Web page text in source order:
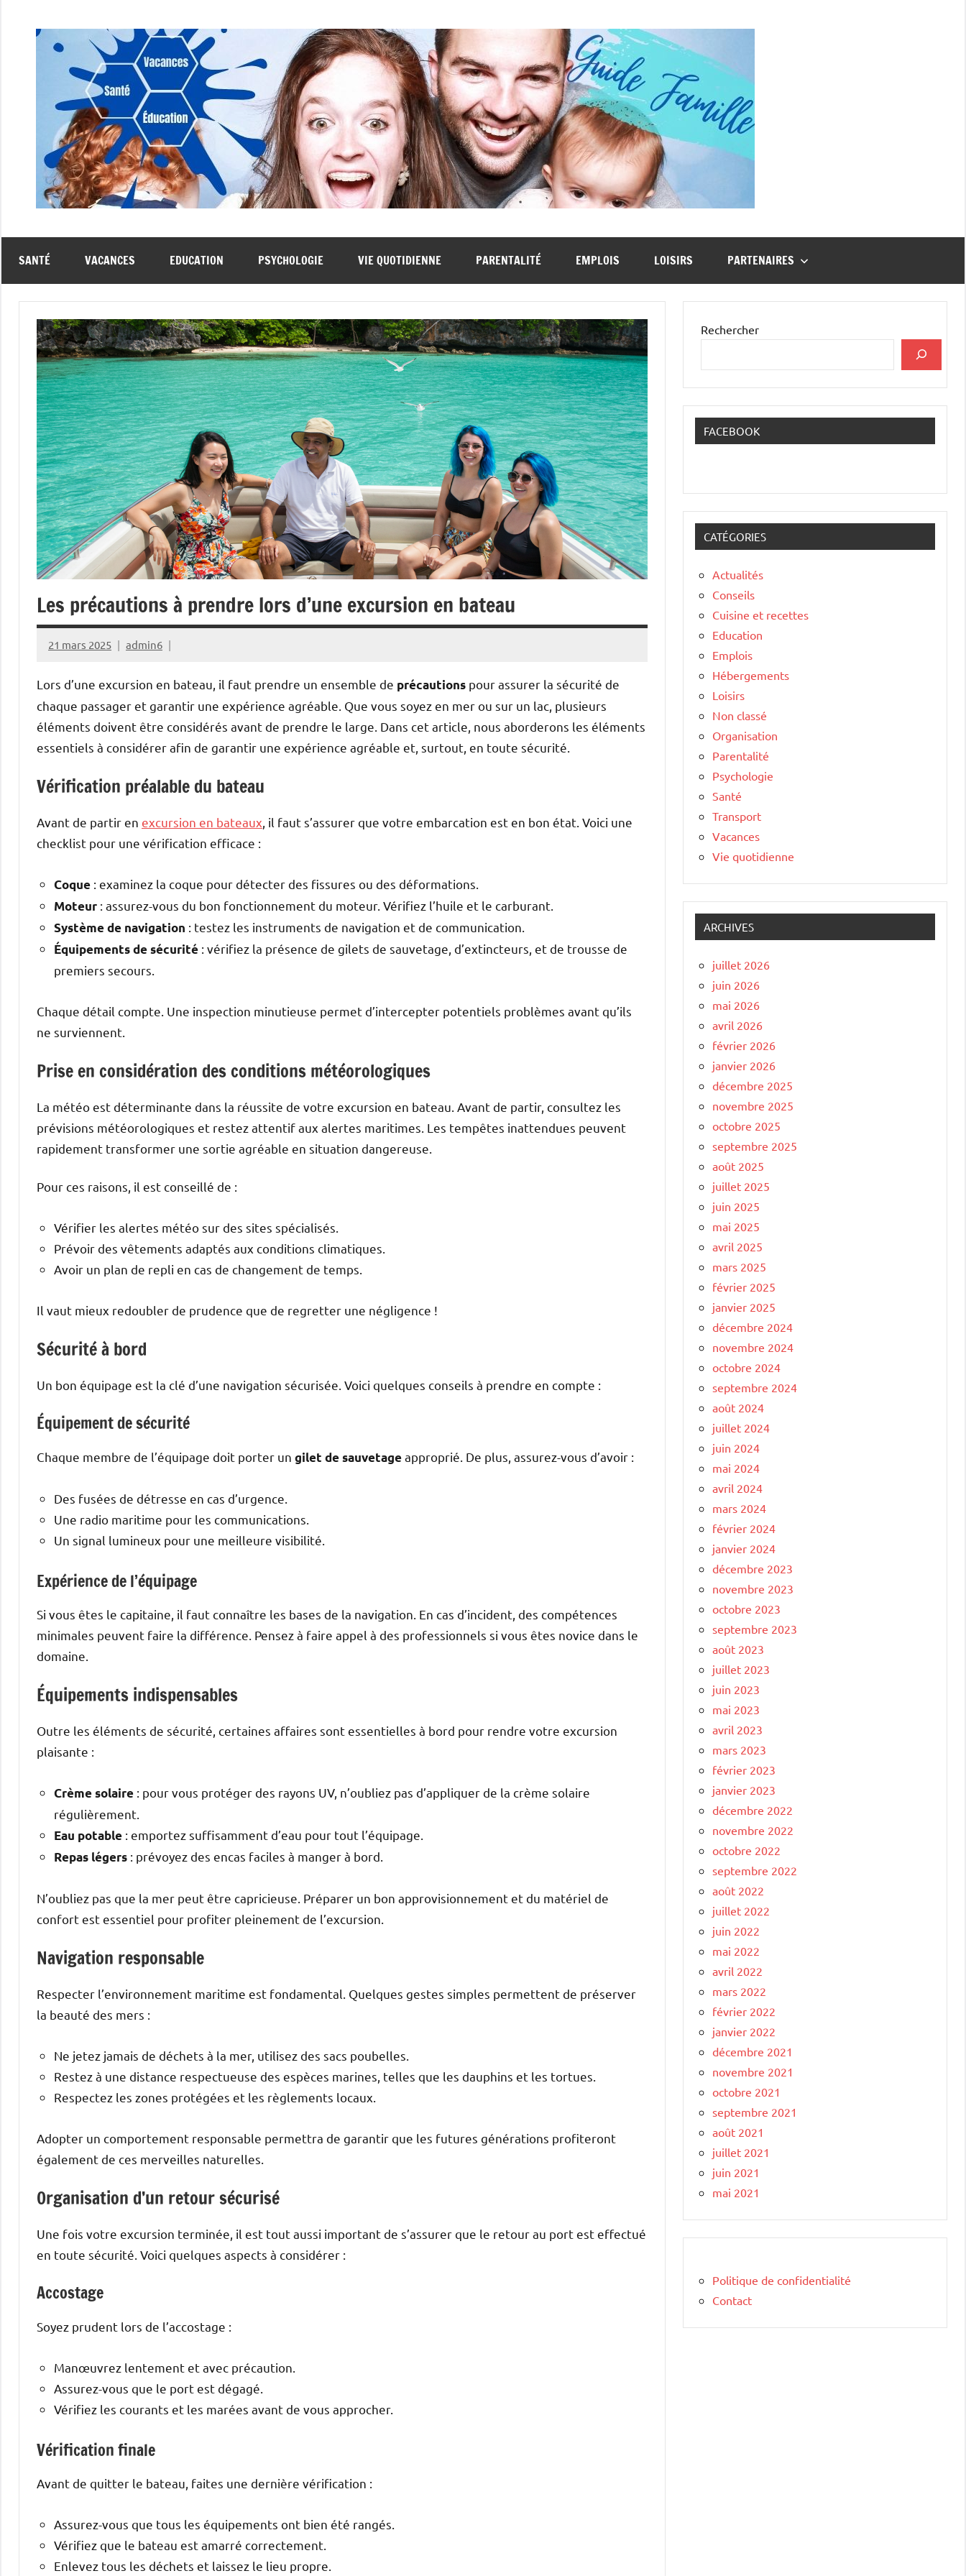
SANTÉ VACANCES EDUCATION PSYCHOLOGIE VIE QUOTIDIENNE PARENTALITÉ EMPLOIS LOISIRS PARTENAIRES
Les précautions à prendre lors d’une excursion en bateau
21 mars 2025 admin6
Lors d’une excursion en bateau, il faut prendre un ensemble de précautions pour assurer la sécurité de
chaque passager et garantir une expérience agréable. Que vous soyez en mer ou sur un lac, plusieurs
éléments doivent être considérés avant de prendre le large. Dans cet article, nous aborderons les éléments
essentiels à considérer afin de garantir une expérience agréable et, surtout, en toute sécurité.
Vérification préalable du bateau
Avant de partir en excursion en bateaux , il faut s’assurer que votre embarcation est en bon état. Voici une
checklist pour une vérification efficace :
Coque : examinez la coque pour détecter des fissures ou des déformations.
Moteur : assurez-vous du bon fonctionnement du moteur. Vérifiez l’huile et le carburant.
Système de navigation : testez les instruments de navigation et de communication.
Équipements de sécurité : vérifiez la présence de gilets de sauvetage, d’extincteurs, et de trousse de
premiers secours.
Chaque détail compte. Une inspection minutieuse permet d’intercepter potentiels problèmes avant qu’ils
ne surviennent.
Prise en considération des conditions météorologiques
La météo est déterminante dans la réussite de votre excursion en bateau. Avant de partir, consultez les
prévisions météorologiques et restez attentif aux alertes maritimes. Les tempêtes inattendues peuvent
rapidement transformer une sortie agréable en situation dangereuse.
Pour ces raisons, il est conseillé de :
Vérifier les alertes météo sur des sites spécialisés.
Prévoir des vêtements adaptés aux conditions climatiques.
Avoir un plan de repli en cas de changement de temps.
Il vaut mieux redoubler de prudence que de regretter une négligence !
Sécurité à bord
Un bon équipage est la clé d’une navigation sécurisée. Voici quelques conseils à prendre en compte :
Équipement de sécurité
Chaque membre de l’équipage doit porter un gilet de sauvetageapproprié. De plus, assurez-vous d’avoir :
Des fusées de détresse en cas d’urgence.
Une radio maritime pour les communications.
Un signal lumineux pour une meilleure visibilité.
Expérience de l’équipage
Si vous êtes le capitaine, il faut connaître les bases de la navigation. En cas d’incident, des compétences
minimales peuvent faire la différence. Pensez à faire appel à des professionnels si vous êtes novice dans le
domaine.
Équipements indispensables
Outre les éléments de sécurité, certaines affaires sont essentielles à bord pour rendre votre excursion
plaisante :
Crème solaire : pour vous protéger des rayons UV, n’oubliez pas d’appliquer de la crème solaire
régulièrement.
Eau potable : emportez suffisamment d’eau pour tout l’équipage.
Repas légers : prévoyez des encas faciles à manger à bord.
N’oubliez pas que la mer peut être capricieuse. Préparer un bon approvisionnement et du matériel de
confort est essentiel pour profiter pleinement de l’excursion.
Navigation responsable
Respecter l’environnement maritime est fondamental. Quelques gestes simples permettent de préserver
la beauté des mers :
Ne jetez jamais de déchets à la mer, utilisez des sacs poubelles.
Restez à une distance respectueuse des espèces marines, telles que les dauphins et les tortues.
Respectez les zones protégées et les règlements locaux.
Adopter un comportement responsable permettra de garantir que les futures générations profiteront
également de ces merveilles naturelles.
Organisation d’un retour sécurisé
Une fois votre excursion terminée, il est tout aussi important de s’assurer que le retour au port est effectué
en toute sécurité. Voici quelques aspects à considérer :
Accostage
Soyez prudent lors de l’accostage :
Manœuvrez lentement et avec précaution.
Assurez-vous que le port est dégagé.
Vérifiez les courants et les marées avant de vous approcher.
Vérification finale
Avant de quitter le bateau, faites une dernière vérification :
Assurez-vous que tous les équipements ont bien été rangés.
Vérifiez que le bateau est amarré correctement.
Enlevez tous les déchets et laissez le lieu propre.
Rechercher
FACEBOOK
CATÉGORIES
Actualités
Conseils
Cuisine et recettes
Education
Emplois
Hébergements
Loisirs
Non classé
Organisation
Parentalité
Psychologie
Santé
Transport
Vacances
Vie quotidienne
ARCHIVES
juillet 2026
juin 2026
mai 2026
avril 2026
février 2026
janvier 2026
décembre 2025
novembre 2025
octobre 2025
septembre 2025
août 2025
juillet 2025
juin 2025
mai 2025
avril 2025
mars 2025
février 2025
janvier 2025
décembre 2024
novembre 2024
octobre 2024
septembre 2024
août 2024
juillet 2024
juin 2024
mai 2024
avril 2024
mars 2024
février 2024
janvier 2024
décembre 2023
novembre 2023
octobre 2023
septembre 2023
août 2023
juillet 2023
juin 2023
mai 2023
avril 2023
mars 2023
février 2023
janvier 2023
décembre 2022
novembre 2022
octobre 2022
septembre 2022
août 2022
juillet 2022
juin 2022
mai 2022
avril 2022
mars 2022
février 2022
janvier 2022
décembre 2021
novembre 2021
octobre 2021
septembre 2021
août 2021
juillet 2021
juin 2021
mai 2021
Politique de confidentialité
Contact